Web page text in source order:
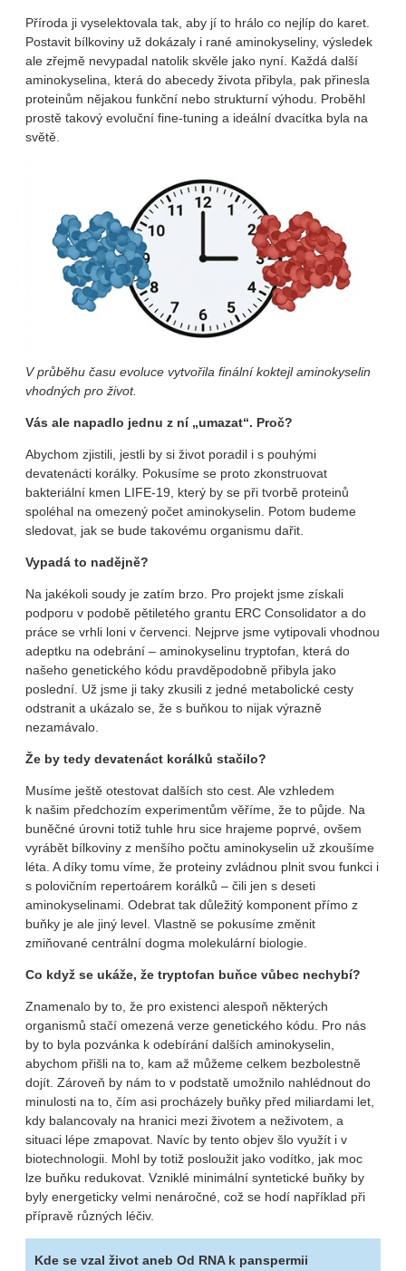
Příroda ji vyselektovala tak, aby jí to hrálo co nejlíp do karet.
Postavit bílkoviny už dokázaly i rané aminokyseliny, výsledek
ale zřejmě nevypadal natolik skvěle jako nyní. Každá další
aminokyselina, která do abecedy života přibyla, pak přinesla
proteinům nějakou funkční nebo strukturní výhodu. Proběhl
prostě takový evoluční fine-tuning a ideální dvacítka byla na
světě.
V průběhu času evoluce vytvořila finální koktejl aminokyselin
vhodných pro život.
Vás ale napadlo jednu z ní „umazat“. Proč?
Abychom zjistili, jestli by si život poradil i s pouhými
devatenácti korálky. Pokusíme se proto zkonstruovat
bakteriální kmen LIFE-19, který by se při tvorbě proteinů
spoléhal na omezený počet aminokyselin. Potom budeme
sledovat, jak se bude takovému organismu dařit.
Vypadá to nadějně?
Na jakékoli soudy je zatím brzo. Pro projekt jsme získali
podporu v podobě pětiletého grantu ERC Consolidator a do
práce se vrhli loni v červenci. Nejprve jsme vytipovali vhodnou
adeptku na odebrání – aminokyselinu tryptofan, která do
našeho genetického kódu pravděpodobně přibyla jako
poslední. Už jsme ji taky zkusili z jedné metabolické cesty
odstranit a ukázalo se, že s buňkou to nijak výrazně
nezamávalo.
Že by tedy devatenáct korálků stačilo?
Musíme ještě otestovat dalších sto cest. Ale vzhledem
k našim předchozím experimentům věříme, že to půjde. Na
buněčné úrovni totiž tuhle hru sice hrajeme poprvé, ovšem
vyrábět bílkoviny z menšího počtu aminokyselin už zkoušíme
léta. A díky tomu víme, že proteiny zvládnou plnit svou funkci i
s polovičním repertoárem korálků – čili jen s deseti
aminokyselinami. Odebrat tak důležitý komponent přímo z
buňky je ale jiný level. Vlastně se pokusíme změnit
zmiňované centrální dogma molekulární biologie.
Co když se ukáže, že tryptofan buňce vůbec nechybí?
Znamenalo by to, že pro existenci alespoň některých
organismů stačí omezená verze genetického kódu. Pro nás
by to byla pozvánka k odebírání dalších aminokyselin,
abychom přišli na to, kam až můžeme celkem bezbolestně
dojít. Zároveň by nám to v podstatě umožnilo nahlédnout do
minulosti na to, čím asi procházely buňky před miliardami let,
kdy balancovaly na hranici mezi životem a neživotem, a
situaci lépe zmapovat. Navíc by tento objev šlo využít i v
biotechnologii. Mohl by totiž posloužit jako vodítko, jak moc
lze buňku redukovat. Vzniklé minimální syntetické buňky by
byly energeticky velmi nenáročné, což se hodí například při
přípravě různých léčiv.
Kde se vzal život aneb Od RNA k panspermii